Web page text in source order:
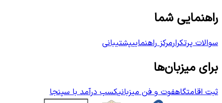
راهنمایی شما
سوالات پرتکرارمرکز راهنماییپشتیبانی
برای میزبان‌ها
ثبت اقامتگاهفوت و فن میزبانیکسب درآمد با سپنجا